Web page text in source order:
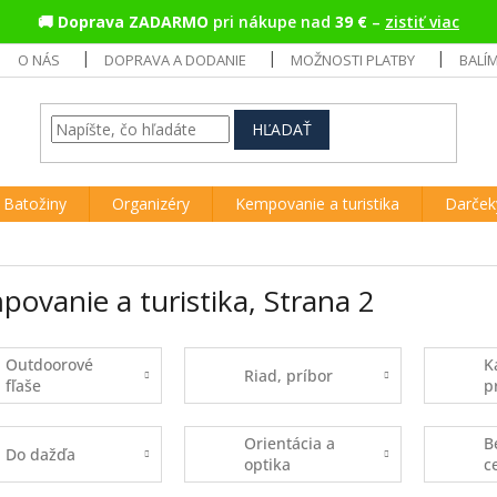
🚚 Doprava ZADARMO pri nákupe nad 39 € – zistiť viac
O NÁS DOPRAVA A DODANIE MOŽNOSTI PLATBY
HĽADAŤ
Batožiny Organizéry Kempovanie a turistika
a turistika, Strana 2
Outdoorové
fľaše
Riad, príbor
Do dažďa
Orientácia a
optika